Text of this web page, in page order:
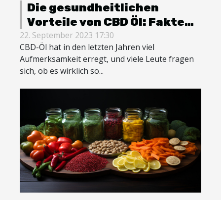
Die gesundheitlichen
Vorteile von CBD Öl: Fakten
und Mythen
22. September 2023 17:30
CBD-Öl hat in den letzten Jahren viel
Aufmerksamkeit erregt, und viele Leute fragen
sich, ob es wirklich so...